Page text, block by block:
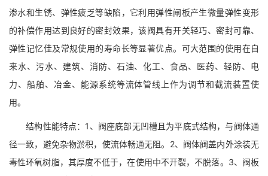
渗水和生锈、弹性疲乏等缺陷，它利用弹性闸板产生微量弹性变形
的补偿作用达到良好的密封效果，该阀具有开关轻巧、密封可靠、
弹性记忆佳及常规使用的寿命长等显著优点。可大范围的使用在自
来水、污水、建筑、消防、石油、化工、食品、医药、轻防、电
力、船舶、冶金、能源系统等流体管线上作为调节和截流装置使
用。
结构性能特点：1、阀座底部无凹槽且为平底式结构，与阀体通
径一致，避免杂物淤积，使流体畅通无阻。2、阀体阀盖内外涂装无
毒性环氧树脂，其厚度不低于，在使用中不开裂，不脱落。3、阀板